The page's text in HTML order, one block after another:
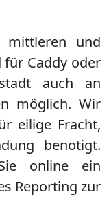
mittleren und
für Caddy oder
auch an
möglich. Wir
eilige Fracht,
benötigt.
online ein
Reporting zur